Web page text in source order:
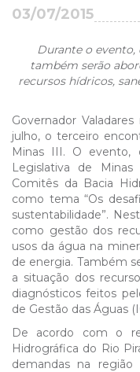
03/07/2015
Durante o evento,
também serão
recursos hídricos,
Governador
julho, o terceiro
Minas III. O evento,
Legislativa de
Comitês da Bacia
como tema “Os
sustentabilidade”.
como gestão dos
usos da água na
de energia. Também
a situação dos
diagnósticos feitos
de Gestão das Águas
De acordo com o
Hidrográfica do Rio
demandas na